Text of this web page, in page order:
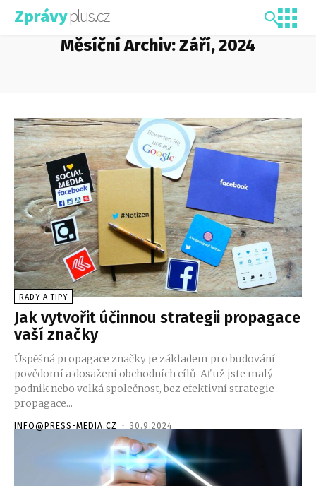
Zprávyplus.cz
Měsíční Archiv: Září, 2024
RADY A TIPY
Jak vytvořit účinnou strategii propagace
vaší značky
Úspěšná propagace značky je základem pro budování
povědomí a dosažení obchodních cílů. Ať už jste malý
podnik nebo velká společnost, bez efektivní strategie
propagace...
INFO@PRESS-MEDIA.CZ - 30.9.2024